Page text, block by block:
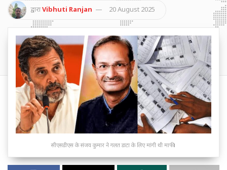
द्वाराVibhuti Ranjan 20 August 2025
सीएसडीएस के संजय कुमार ने गलत डाटा के लिए मांगी थी माफी।